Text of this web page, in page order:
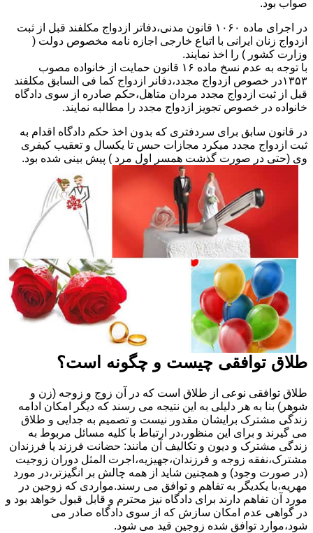
صواب بود.
در اجرای ماده ۱۰۶۰ قانون مدنی،دفاتر ازدواج مکلفند قبل از ثبت
ازدواج زنان ایرانی با اتباع خارجی اجازه نامه مخصوص دولت (
وزارت کشور ) را اخذ نمایند.
با توجه به عدم نسخ ماده ۱۶ قانون حمایت از خانواده مصوب
۱۳۵۳در خصوص ازدواج مجدد،دفانر ازدواج کما فی السابق مکلفند
قبل از ثبت ازدواج مجدد مردان متاهل،حکم صادره از سوی دادگاه
خانواده در خصوص تجویز ازدواج مجدد را مطالبه نمایند.
در قانون سابق برای سردفتری که بدون اخذ حکم دادگاه اقدام به
ثبت ازدواج مجدد میکرد مجازات حبس تا یکسال و تعقیب کیفری
وی (حتی در صورت گذشت همسر اول مرد ) پیش بینی شده بود.
طلاق توافقی چیست و چگونه است؟
طلاق توافقی نوعی از طلاق است که در آن زوج و زوجه (زن و
شوهر) بنا به هر دلیلی به این نتیجه می رسند که دیگر امکان ادامه
زندگی مشترک برایشان مقدور نیست و تصمیم به جدایی و طلاق
می گیرند و برای این منظور،در ارتباط با کلیه مسائل مربوط به
زندگی مشترک و دیون و تکالیف آن مانند: حضانت فرزند یا فرزندان
مشترک،نفقه زوجه و فرزندان،جهیزیه،اجرت المثل دوران زوجیت
(در صورت وجود) و همچنین شاید از همه چالش بر انگیزتر،در مورد
مهریه،با یکدیگر به تفاهم و توافق می رسند.مواردی که زوجین در
مورد آن تفاهم دارند برای دادگاه نیز محترم و قابل قبول خواهد بود و
در گواهی عدم امکان سازش که از سوی دادگاه صادر می
شود،موارد توافق شده زوجین قید می شود.